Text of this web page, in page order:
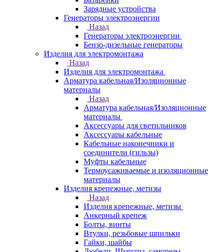
Зарядные устройства
Генераторы электроэнергии
Назад
Генераторы электроэнергии
Бензо-дизельные генераторы
Изделия для электромонтажа
Назад
Изделия для электромонтажа
Арматура кабельная/Изоляционные
материалы
Назад
Арматура кабельная/Изоляционные
материалы
Аксессуары для светильников
Аксессуары кабельные
Кабельные наконечники и
соединители (гильзы)
Муфты кабельные
Термоусаживаемые и изоляционные
материалы
Изделия крепежные, метизы
Назад
Изделия крепежные, метизы
Анкерный крепеж
Болты, винты
Втулки, резьбовые шпильки
Гайки, шайбы